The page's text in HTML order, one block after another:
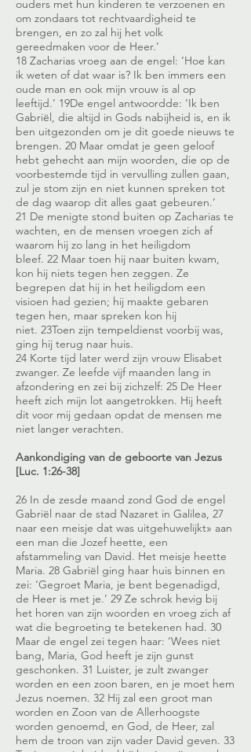
ouders met hun kinderen te verzoenen en
om zondaars tot rechtvaardigheid te
brengen, en zo zal hij het volk
gereedmaken voor de Heer.’
18 Zacharias vroeg aan de engel: ‘Hoe kan
ik weten of dat waar is? Ik ben immers een
oude man en ook mijn vrouw is al op
leeftijd.’ 19De engel antwoordde: ‘Ik ben
Gabriël, die altijd in Gods nabijheid is, en ik
ben uitgezonden om je dit goede nieuws te
brengen. 20 Maar omdat je geen geloof
hebt gehecht aan mijn woorden, die op de
voorbestemde tijd in vervulling zullen gaan,
zul je stom zijn en niet kunnen spreken tot
de dag waarop dit alles gaat gebeuren.’
21 De menigte stond buiten op Zacharias te
wachten, en de mensen vroegen zich af
waarom hij zo lang in het heiligdom
bleef. 22 Maar toen hij naar buiten kwam,
kon hij niets tegen hen zeggen. Ze
begrepen dat hij in het heiligdom een
visioen had gezien; hij maakte gebaren
tegen hen, maar spreken kon hij
niet. 23Toen zijn tempeldienst voorbij was,
ging hij terug naar huis.
24 Korte tijd later werd zijn vrouw Elisabet
zwanger. Ze leefde vijf maanden lang in
afzondering en zei bij zichzelf: 25 De Heer
heeft zich mijn lot aangetrokken. Hij heeft
dit voor mij gedaan opdat de mensen me
niet langer verachten.
Aankondiging van de geboorte van Jezus
[Luc. 1:26-38]
26 In de zesde maand zond God de engel
Gabriël naar de stad Nazaret in Galilea, 27
naar een meisje dat was uitgehuwelijkt» aan
een man die Jozef heette, een
afstammeling van David. Het meisje heette
Maria. 28 Gabriël ging haar huis binnen en
zei: ‘Gegroet Maria, je bent begenadigd,
de Heer is met je.’ 29 Ze schrok hevig bij
het horen van zijn woorden en vroeg zich af
wat die begroeting te betekenen had. 30
Maar de engel zei tegen haar: ‘Wees niet
bang, Maria, God heeft je zijn gunst
geschonken. 31 Luister, je zult zwanger
worden en een zoon baren, en je moet hem
Jezus noemen. 32 Hij zal een groot man
worden en Zoon van de Allerhoogste
worden genoemd, en God, de Heer, zal
hem de troon van zijn vader David geven. 33